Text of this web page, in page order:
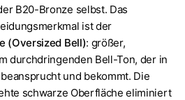
B20-Bronze selbst. Das
ist der
(Oversized Bell): größer,
durchdringenden Bell-Ton, der in
und bekommt. Die
schwarze Oberfläche eliminiert